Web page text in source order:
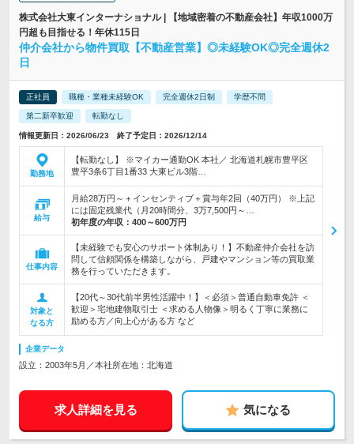
株式会社大東インターナショナル | 【地域密着の不動産会社】年収1000万
円超も目指せる！年休115日
仲介会社から物件買取【不動産営業】◎未経験OK◎完全週休2
日
正社員 職種・業種未経験OK 完全週休2日制 学歴不問
第二新卒歓迎 転勤なし
情報更新日：2026/06/23 終了予定日：2026/12/14
勤務地
【転勤なし】 ※マイカー通勤OK 本社／ 北海道札幌市豊平区
豊平3条6丁目1番33 大東ビル3階…
給与
月給28万円～＋インセンティブ＋賞与年2回（40万円） ※上記
には固定残業代（月20時間分、3万7,500円～…
初年度の年収： 400～600万円
仕事内容
【未経験でも安心のサポート体制あり！】不動産仲介会社を訪
問して信頼関係を構築しながら、戸建やマンション等の買取業
務を行っていただきます。
対象と
なる方
【20代～30代前半男性活躍中！】＜必須＞普通自動車免許 ＜
歓迎＞宅地建物取引士 ＜求める人物像＞明るく丁寧に業務に
励める方／向上心がある方 など
企業データ
設立：2003年5月／本社所在地：北海道
求人詳細を見る 気になる